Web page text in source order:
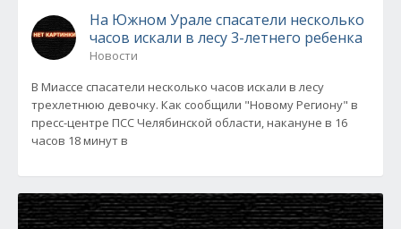
На Южном Урале спасатели несколько
часов искали в лесу 3-летнего ребенка
Новости
В Миассе спасатели несколько часов искали в лесу
трехлетнюю девочку. Как сообщили "Новому Региону" в
пресс-центре ПСС Челябинской области, накануне в 16
часов 18 минут в